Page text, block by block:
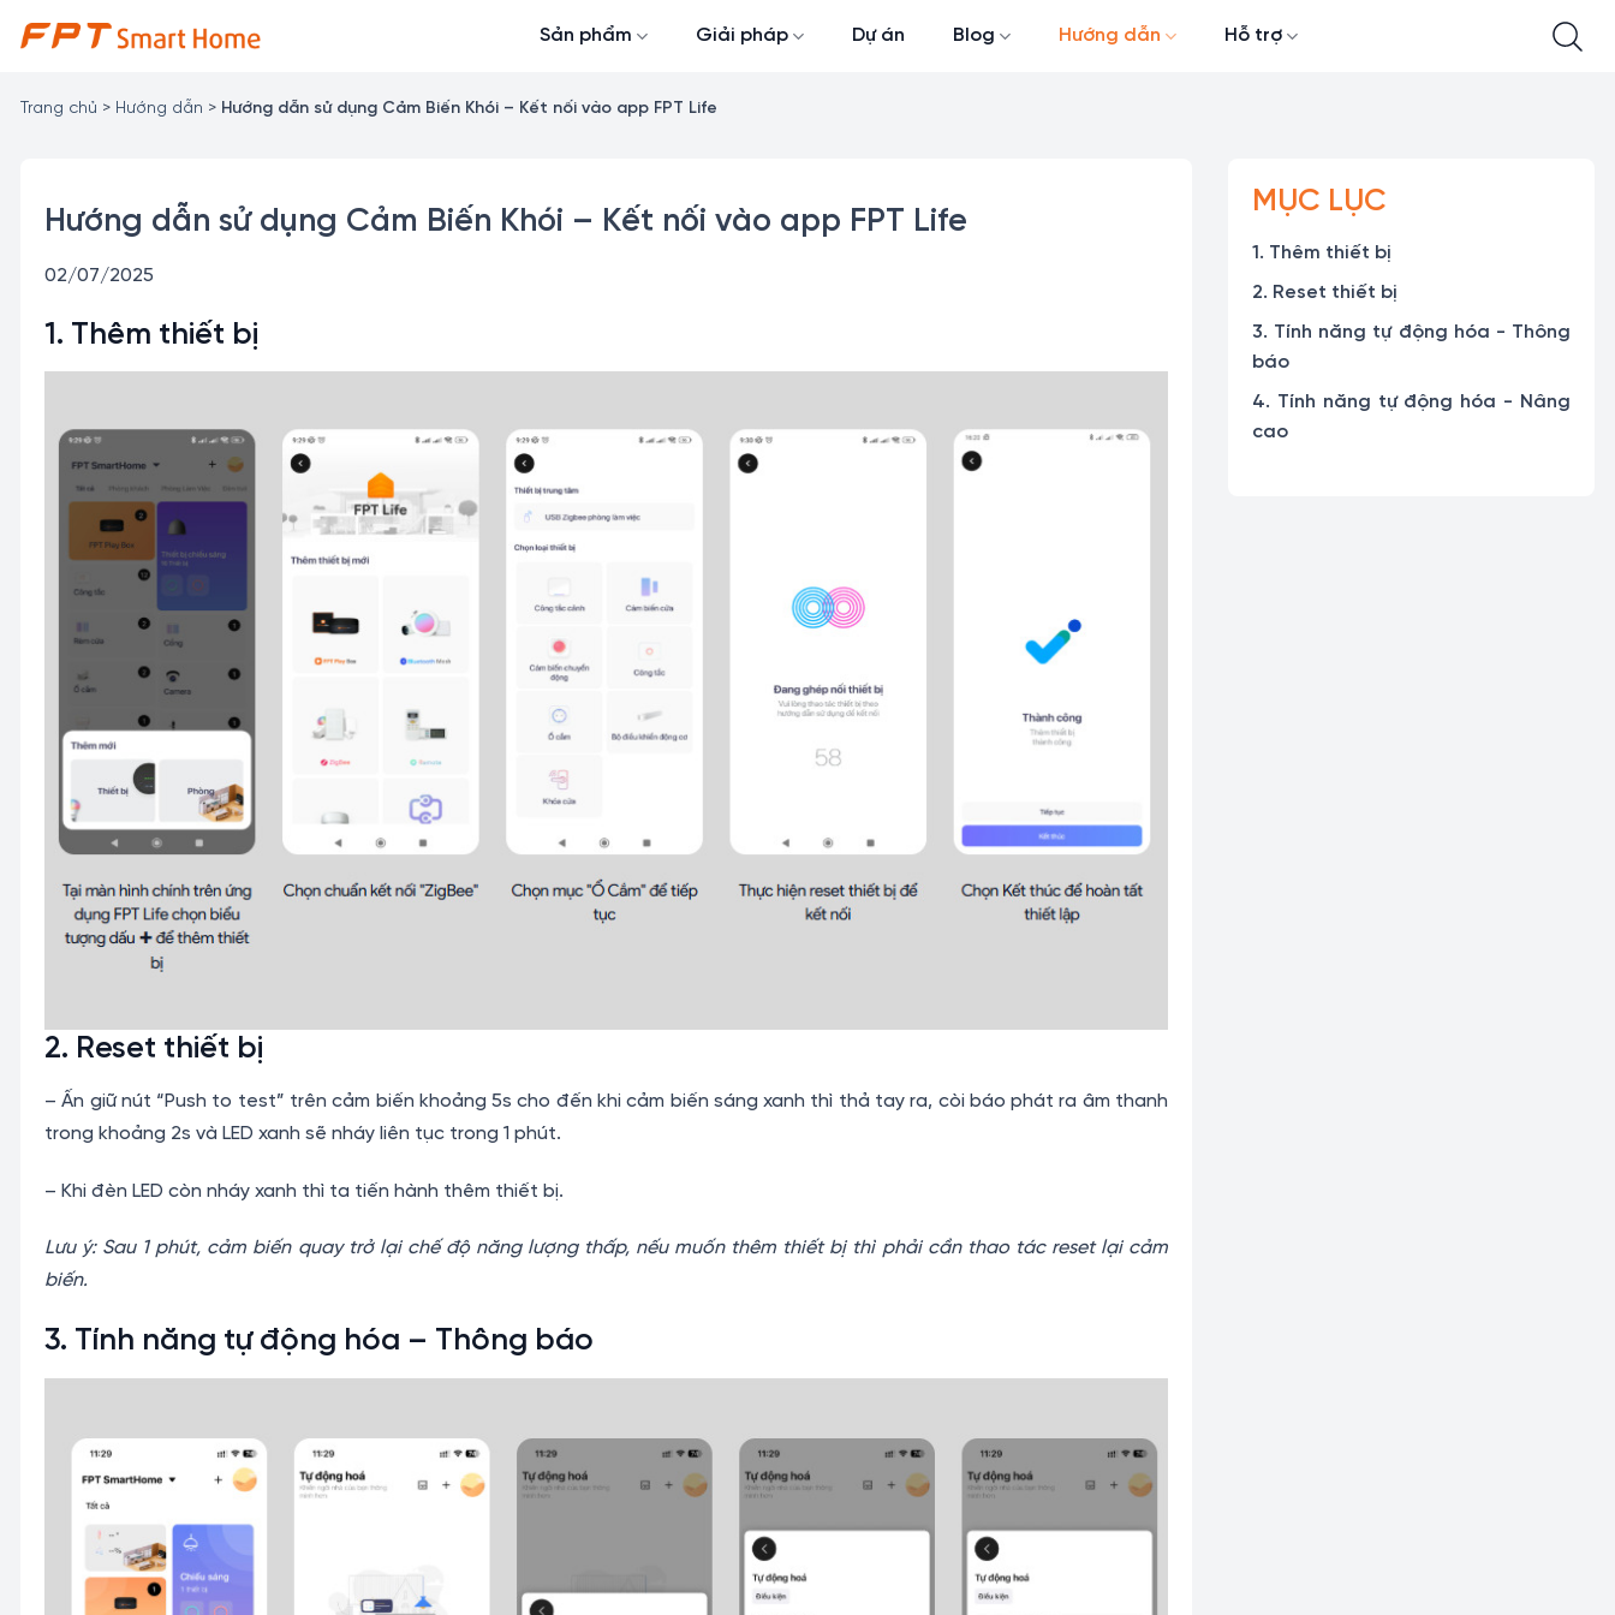
đến
dung
Sản phẩm Giải pháp Dự án Blog Hướng dẫn Hỗ trợ
Trang chủ > Hướng dẫn > Hướng dẫn sử dụng Cảm Biến Khói – Kết nối vào app FPT Life
Hướng dẫn sử dụng Cảm Biến Khói – Kết nối vào app FPT Life
02/07/2025
1. Thêm thiết bị
2. Reset thiết bị
– Ấn giữ nút “Push to test” trên cảm biến khoảng 5s cho đến khi cảm biến sáng xanh thì thả tay ra, còi báo phát ra âm thanh
trong khoảng 2s và LED xanh sẽ nháy liên tục trong 1 phút.
– Khi đèn LED còn nháy xanh thì ta tiến hành thêm thiết bị.
Lưu ý: Sau 1 phút, cảm biến quay trở lại chế độ năng lượng thấp, nếu muốn thêm thiết bị thì phải cần thao tác reset lại cảm
biến.
3. Tính năng tự động hóa – Thông báo
MỤC LỤC
1. Thêm thiết bị
2. Reset thiết bị
3. Tính năng tự động hóa - Thông
báo
4. Tính năng tự động hóa - Nâng
cao